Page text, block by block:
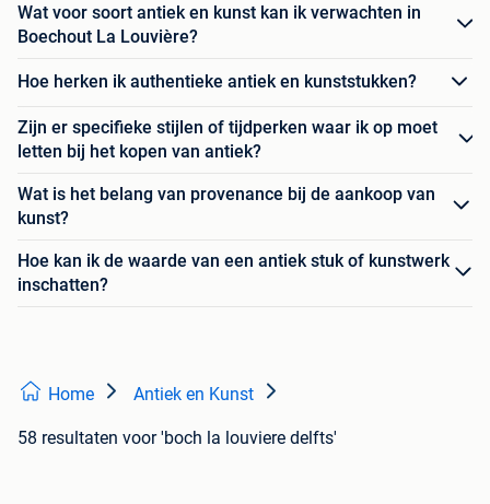
Wat voor soort antiek en kunst kan ik verwachten in
Boechout La Louvière?
Hoe herken ik authentieke antiek en kunststukken?
Zijn er specifieke stijlen of tijdperken waar ik op moet
letten bij het kopen van antiek?
Wat is het belang van provenance bij de aankoop van
kunst?
Hoe kan ik de waarde van een antiek stuk of kunstwerk
inschatten?
Home Antiek en Kunst
58 resultaten voor 'boch la louviere delfts'